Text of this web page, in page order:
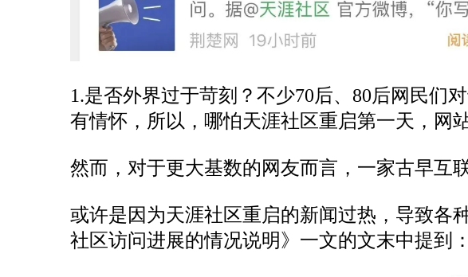
1.是否外界过于苛刻？不少70后、80后网民们
有情怀，所以，哪怕天涯社区重启第一天，网
然而，对于更大基数的网友而言，一家古早互
或许是因为天涯社区重启的新闻过热，导致各
社区访问进展的情况说明》一文的文末中提到